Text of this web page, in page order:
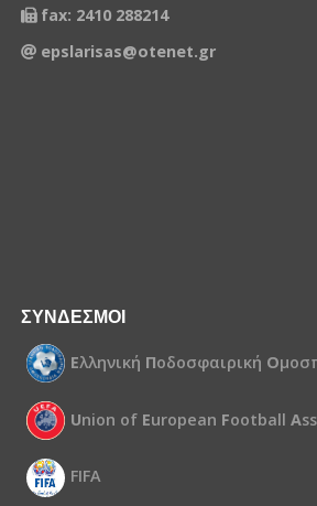
fax: 2410 288214
epslarisas@otenet.gr
ΣΥΝΔΕΣΜΟΙ
Ελληνική Ποδοσφαιρική Ο
Union of European Football A
FIFA